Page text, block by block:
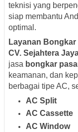
teknisi yang
siap membantu
optimal.
Layanan
CV. Sejahtera
jasa bongkar
keamanan, dan
berbagai tipe AC,
AC Split
AC Cassette
AC Window